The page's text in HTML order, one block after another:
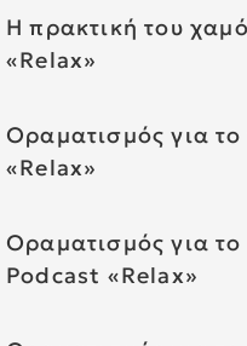
Η πρακτική του
«Relax»
Οραματισμός για
«Relax»
Οραματισμός για
Podcast «Relax»